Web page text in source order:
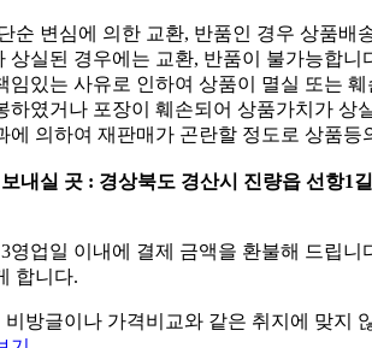
순 변심에 의한 교환, 반품인 경우 상품배
실된 경우에는 교환, 반품이 불가능합니
있는 사유로 인하여 상품이 멸실 또는 훼
였거나 포장이 훼손되어 상품가치가 상
의하여 재판매가 곤란할 정도로 상품등
내실 곳 : 경상북도 경산시 진량읍 선항1
영업일 이내에 결제 금액을 환불해 드립
합니다.
비방글이나 가격비교와 같은 취지에 맞지